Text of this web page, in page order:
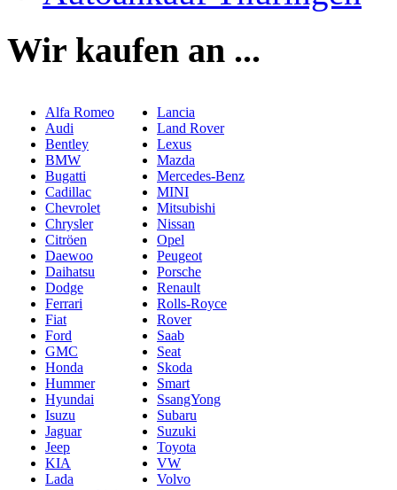
Wir kaufen an ...
Alfa Romeo
Audi
Bentley
BMW
Bugatti
Cadillac
Chevrolet
Chrysler
Citröen
Daewoo
Daihatsu
Dodge
Ferrari
Fiat
Ford
GMC
Honda
Hummer
Hyundai
Isuzu
Jaguar
Jeep
KIA
Lada
Lancia
Land Rover
Lexus
Mazda
Mercedes-Benz
MINI
Mitsubishi
Nissan
Opel
Peugeot
Porsche
Renault
Rolls-Royce
Rover
Saab
Seat
Skoda
Smart
SsangYong
Subaru
Suzuki
Toyota
VW
Volvo